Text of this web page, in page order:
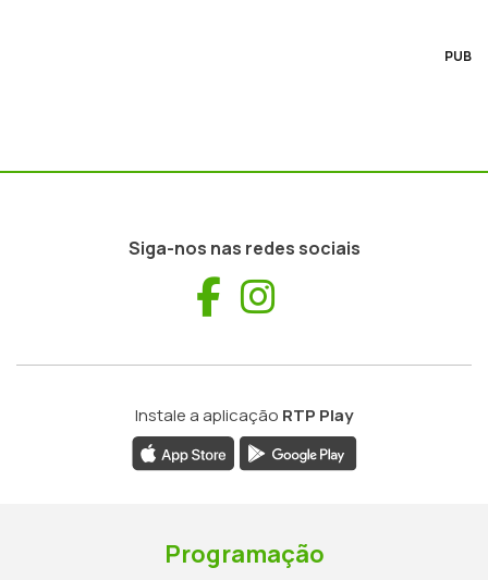
PUB
Siga-nos nas redes sociais
Facebook
Instale a aplicação RTP Play
Programação